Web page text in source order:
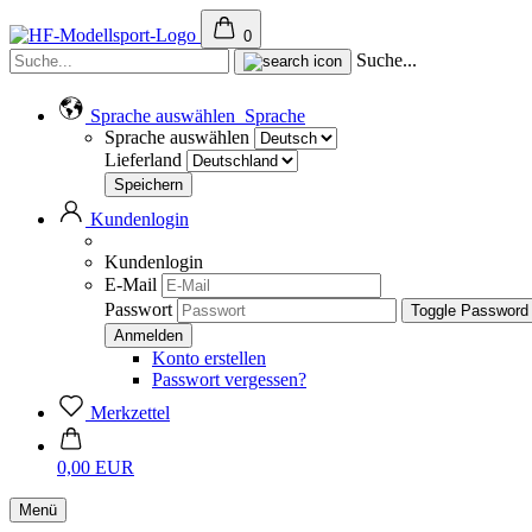
0
Suche...
Sprache auswählen Sprache
Sprache auswählen
Lieferland
Kundenlogin
Kundenlogin
E-Mail
Passwort
Toggle
Konto erstellen
Passwort vergessen?
Merkzettel
0,00 EUR
Menü